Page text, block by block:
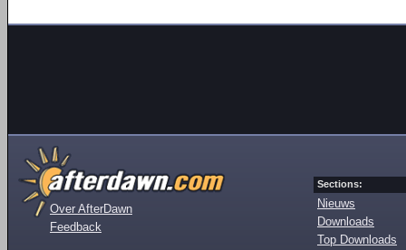
Over AfterDawn
Feedback
Sections:
Nieuws
Downloads
Top Downloads